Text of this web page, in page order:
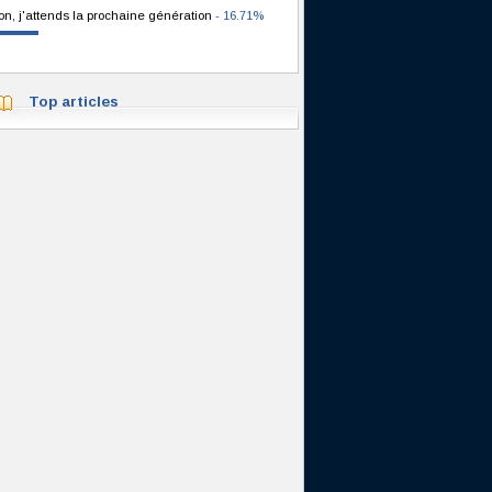
j'attends la prochaine génération - 16.71%
Top articles